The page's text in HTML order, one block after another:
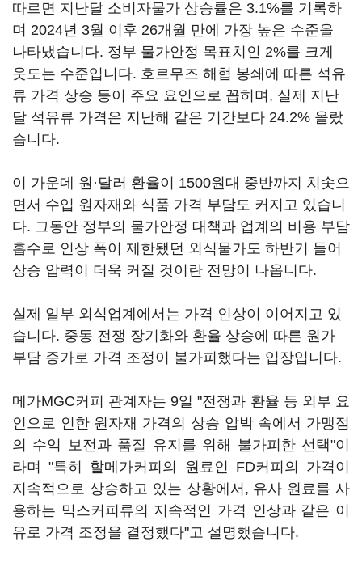
따르면 지난달 소비자물가 상승률은 3.1%를 기록하
며 2024년 3월 이후 26개월 만에 가장 높은 수준을
나타냈습니다. 정부 물가안정 목표치인 2%를 크게
웃도는 수준입니다. 호르무즈 해협 봉쇄에 따른 석유
류 가격 상승 등이 주요 요인으로 꼽히며, 실제 지난
달 석유류 가격은 지난해 같은 기간보다 24.2% 올랐
습니다.
이 가운데 원·달러 환율이 1500원대 중반까지 치솟으
면서 수입 원자재와 식품 가격 부담도 커지고 있습니
다. 그동안 정부의 물가안정 대책과 업계의 비용 부담
흡수로 인상 폭이 제한됐던 외식물가도 하반기 들어
상승 압력이 더욱 커질 것이란 전망이 나옵니다.
실제 일부 외식업계에서는 가격 인상이 이어지고 있
습니다. 중동 전쟁 장기화와 환율 상승에 따른 원가
부담 증가로 가격 조정이 불가피했다는 입장입니다.
메가MGC커피 관계자는 9일 "전쟁과 환율 등 외부 요
인으로 인한 원자재 가격의 상승 압박 속에서 가맹점
의 수익 보전과 품질 유지를 위해 불가피한 선택"이
라며 "특히 할메가커피의 원료인 FD커피의 가격이
지속적으로 상승하고 있는 상황에서, 유사 원료를 사
용하는 믹스커피류의 지속적인 가격 인상과 같은 이
유로 가격 조정을 결정했다"고 설명했습니다.